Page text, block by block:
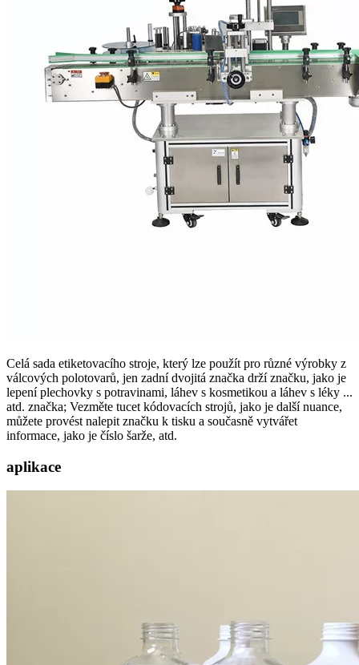
Celá sada etiketovacího stroje, který lze použít pro různé výrobky z
válcových polotovarů, jen zadní dvojitá značka drží značku, jako je
lepení plechovky s potravinami, láhev s kosmetikou a láhev s léky ...
atd. značka; Vezměte tucet kódovacích strojů, jako je další nuance,
můžete provést nalepit značku k tisku a současně vytvářet
informace, jako je číslo šarže, atd.
aplikace